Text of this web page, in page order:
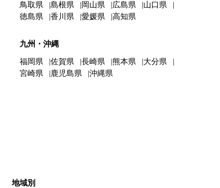
鳥取県 島根県 岡山県 広島県
山口県
徳島県
香川県 愛媛県 高知県
九州・沖縄
福岡県 佐賀県 長崎県 熊本県
大分県
宮崎県
鹿児島県 沖縄県
地域別